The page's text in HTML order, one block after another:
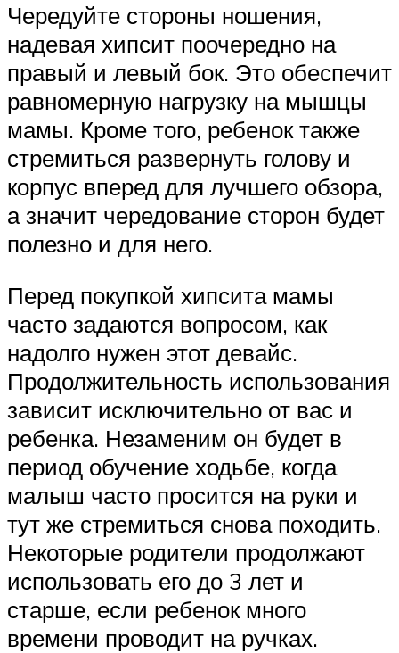
Чередуйте стороны ношения,
надевая хипсит поочередно на
правый и левый бок. Это обеспечит
равномерную нагрузку на мышцы
мамы. Кроме того, ребенок также
стремиться развернуть голову и
корпус вперед для лучшего обзора,
а значит чередование сторон будет
полезно и для него.
Перед покупкой хипсита мамы
часто задаются вопросом, как
надолго нужен этот девайс.
Продолжительность использования
зависит исключительно от вас и
ребенка. Незаменим он будет в
период обучение ходьбе, когда
малыш часто просится на руки и
тут же стремиться снова походить.
Некоторые родители продолжают
использовать его до 3 лет и
старше, если ребенок много
времени проводит на ручках.